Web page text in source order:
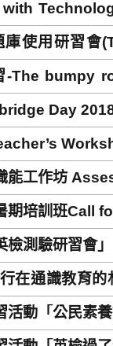
使用研習會
The bumpy
Day
能工作坊
期培訓班
測驗研習會」
行在通識教
to General
活動「公民素